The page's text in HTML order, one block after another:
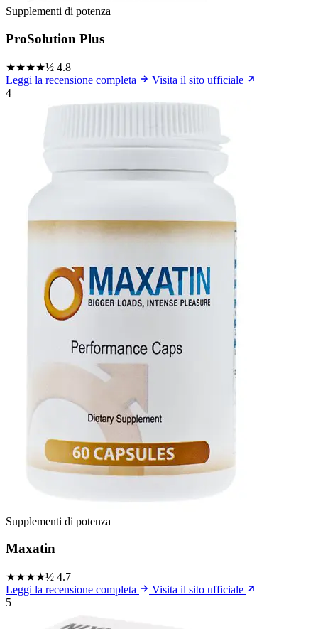
Supplementi di potenza
ProSolution Plus
★★★★½ 4.8
Leggi la recensione completa
Visita il sito ufficiale
4
Supplementi di potenza
Maxatin
★★★★½ 4.7
Leggi la recensione completa
Visita il sito ufficiale
5